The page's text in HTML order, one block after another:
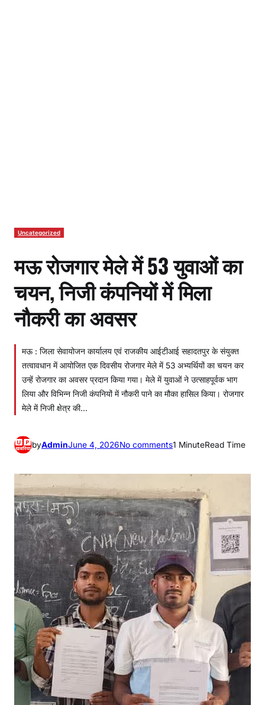
Uncategorized
मऊ रोजगार मेले में 53 युवाओं का
चयन, निजी कंपनियों में मिला
नौकरी का अवसर
मऊ : जिला सेवायोजन कार्यालय एवं राजकीय आईटीआई सहादतपुर के संयुक्त
तत्वावधान में आयोजित एक दिवसीय रोजगार मेले में 53 अभ्यर्थियों का चयन कर
उन्हें रोजगार का अवसर प्रदान किया गया। मेले में युवाओं ने उत्साहपूर्वक भाग
लिया और विभिन्न निजी कंपनियों में नौकरी पाने का मौका हासिल किया। रोजगार
मेले में निजी क्षेत्र की…
byAdminJune 4, 2026No commentso
म
ऊ
रो
ज
गा
र
मे
ले
में
5
3
यु
वा
ओं
च
य
1 MinuteRead Time